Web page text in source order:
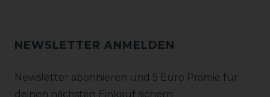
NEWSLETTER ANMELDEN
Newsletter abonnieren und 5 Euro Prämie für
deinen nächsten Einkauf sichern